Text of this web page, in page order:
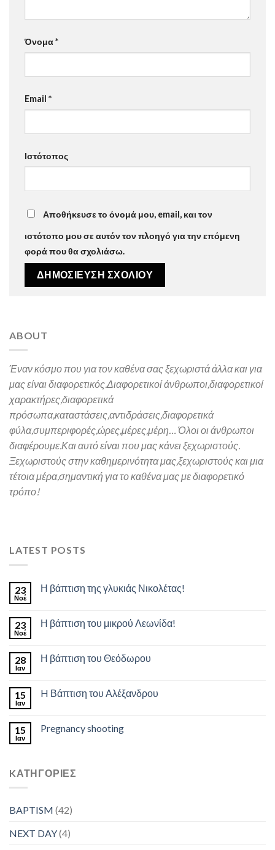
Όνομα*
Email *
Ιστότοπος
Αποθήκευσε το όνομά μου, email, και τον
ιστότοπο μου σε αυτόν τον πλοηγό για την επόμενη
φορά που θα σχολιάσω.
ABOUT
Έναν κόσμο που για τον καθένα σας ξεχωριστά άλλα και για
μας είναι διαφορετικός.Διαφορετικοί άνθρωποι,διαφορετικοί
χαρακτήρες,διαφορετικά
πρόσωπα,καταστάσεις,αντιδράσεις,διαφορετικά
φύλα,συμπεριφορές,ώρες,μέρες,μέρη… Όλοι οι άνθρωποι
διαφέρουμε.Και αυτό είναι που μας κάνει ξεχωριστούς.
Ξεχωριστούς στην καθημερινότητα μας,ξεχωριστούς και μια
τέτοια μέρα,σημαντική για το καθένα μαςμε διαφορετικό
τρόπο!
LATEST POSTS
23
Νοέ
Η βάπτιση της γλυκιάς Νικολέτας!
23
Νοέ
Η βάπτιση του μικρού Λεωνίδα!
28
Ιαν
Η βάπτιση του Θεόδωρου
15
Ιαν
H Βάπτιση του Αλέξανδρου
15
Ιαν
Pregnancy shooting
KΑΤΗΓΟΡΊΕΣ
BAPTISM (42)
NEXT DAY(4)